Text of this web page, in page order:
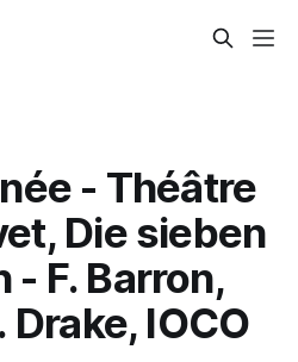
- Théâtre
Die sieben
- F. Barron,
Drake, IOCO